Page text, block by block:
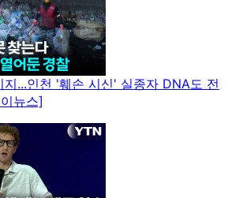
지...인천 '훼손 시신' 실종자 DNA도 전
뉴스]